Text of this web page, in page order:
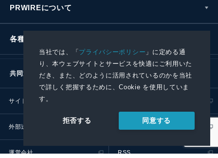
当社では、「プライバシーポリシー 」に定める通
り、本ウェブサイトとサービスを快適にご利用いた
だき、また、どのように活用されているのかを当社
で詳しく把握するために、Cookie を使用していま
す。
拒否する 同意する
PRWIREについて
各種お問い合わせ
共同通信社グループ
サイトポリシー
外部送信ポリシー
運営会社 RSS